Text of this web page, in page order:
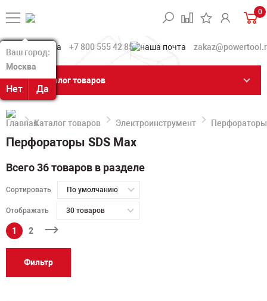
Ваш город:
Москва
Нет Да
Ваш город:
Москва
Нет Да
0
+7 800 555 42 85
Каталог товаров
Каталог товаров Электроинструмент Перфораторы
Перфораторы SDS Max
Всего 36 товаров в разделе
Сортировать По умолчанию
Отображать 30 товаров
1 2
Фильтр